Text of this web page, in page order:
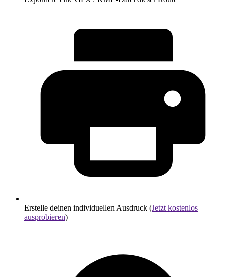
Erstelle deinen individuellen Ausdruck (Jetzt kostenlos
ausprobieren)